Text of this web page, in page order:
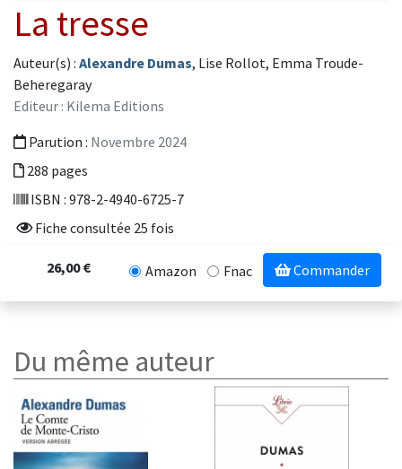
La tresse
Auteur(s) : Alexandre Dumas, Lise Rollot, Emma Troude-
Beheregaray
Editeur : Kilema Editions
Parution : Novembre 2024
288 pages
ISBN : 978-2-4940-6725-7
Fiche consultée 25 fois
26,00 € Amazon Fnac Commander
Du même auteur